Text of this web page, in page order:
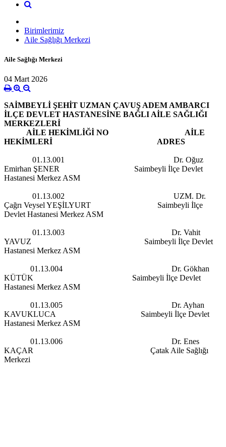
Birimlerimiz
Aile Sağlığı Merkezi
Aile Sağlığı Merkezi
04 Mart 2026
SAİMBEYLİ ŞEHİT UZMAN ÇAVUŞ ADEM AMBARCI
İLÇE DEVLET HASTANESİNE BAĞLI AİLE SAĞLIĞI
MERKEZLERİ
AİLE HEKİMLİĞİ NO AİLE
HEKİMLERİ ADRES
01.13.001 Dr. Oğuz
Emirhan ŞENER Saimbeyli İlçe Devlet
Hastanesi Merkez ASM
01.13.002 UZM. Dr.
Çağrı Veysel YEŞİLYURT Saimbeyli İlçe
Devlet Hastanesi Merkez ASM
01.13.003 Dr. Vahit
YAVUZ Saimbeyli İlçe Devlet
Hastanesi Merkez ASM
01.13.004 Dr. Gökhan
KÜTÜK Saimbeyli İlçe Devlet
Hastanesi Merkez ASM
01.13.005 Dr. Ayhan
KAVUKLUCA Saimbeyli İlçe Devlet
Hastanesi Merkez ASM
01.13.006 Dr. Enes
KAÇAR Çatak Aile Sağlığı
Merkezi